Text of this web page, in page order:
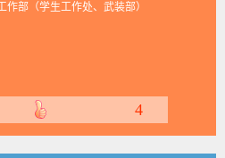
部（学生工作处、武装部）
4